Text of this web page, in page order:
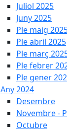
Juliol 2025
Juny 2025
Ple maig
Ple abril 2025
Ple març
Ple febrer
Ple gener
Any 2024
Desembre
Novembre -
Octubre